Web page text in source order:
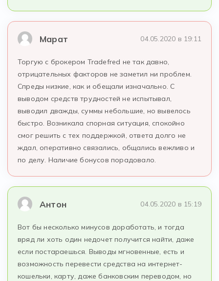
Марат 04.05.2020 в 19:11
Торгую с брокером Tradefred не так давно,
отрицательных факторов не заметил ни проблем.
Спреды низкие, как и обещали изначально. С
выводом средств трудностей не испытывал,
выводил дважды, суммы небольшие, но вывелось
быстро. Возникала спорная ситуация, спокойно
смог решить с тех поддержкой, ответа долго не
ждал, оперативно связались, общались вежливо и
по делу. Наличие бонусов порадовало.
Антон 04.05.2020 в 15:19
Вот бы несколько минусов доработать, и тогда
вряд ли хоть один недочет получится найти, даже
если постараешься. Выводы мгновенные, есть и
возможность перевести средства на интернет-
кошельки, карту, даже банковским переводом, но